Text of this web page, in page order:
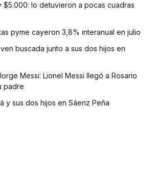
$5.000: lo detuvieron a pocas cuadras
pyme cayeron 3,8% interanual en julio
buscada junto a sus dos hijos en
Messi: Lionel Messi llegó a Rosario
padre
y sus dos hijos en Sáenz Peña